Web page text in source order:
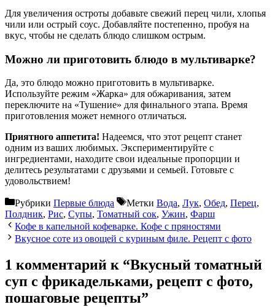
Для увеличения остроты добавьте свежий перец чили, хлопья
чили или острый соус. Добавляйте постепенно, пробуя на
вкус, чтобы не сделать блюдо слишком острым.
Можно ли приготовить блюдо в мультиварке?
Да, это блюдо можно приготовить в мультиварке.
Используйте режим «Жарка» для обжаривания, затем
переключите на «Тушение» для финального этапа. Время
приготовления может немного отличаться.
Приятного аппетита! Надеемся, что этот рецепт станет
одним из ваших любимых. Экспериментируйте с
ингредиентами, находите свои идеальные пропорции и
делитесь результатами с друзьями и семьей. Готовьте с
удовольствием!
Рубрики Первые блюда Метки Вода, Лук, Обед, Перец,
Полдник, Рис, Супы, Томатный сок, Ужин, Фарш
Кофе в капельной кофеварке. Кофе с пряностями
Вкусное соте из овощей с куриным филе. Рецепт с фото
1 комментарий к “Вкусный томатный
суп с фрикадельками, рецепт с фото,
пошаговые рецепты”